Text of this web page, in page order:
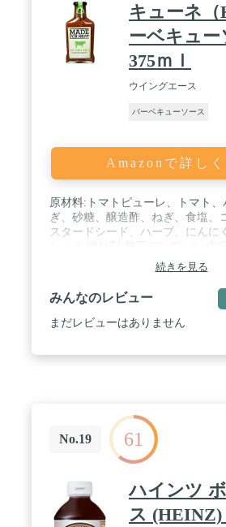
キューネ（
ーベキュー
375ｍｌ
ウイングエース
バーベキューソース
Amazonで詳しく
原材料:トマトピューレ、トマト
ぎ、砂糖、醸造酢、ねぎ、食塩、
スタードシード、ハーブ、にんに
ロリー:100ｍｌあたり 91kcal / 商
行x幅):19cm×5cm×9cm
続きを見る
みんなのレビュー
まだレビューはありません
No.19 61
ハインツ
ス (HEINZ)